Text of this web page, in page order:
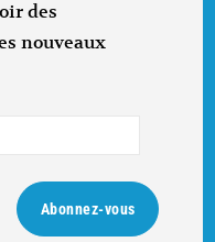
des
nouveaux
Abonnez-vous